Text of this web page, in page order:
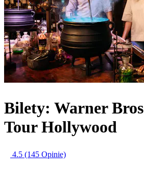
Bilety: Warner
Tour Hollywood
4.5 (145 Opinie)